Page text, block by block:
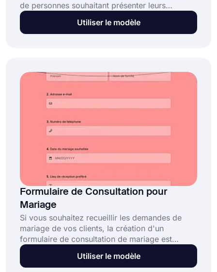
de personnes souhaitant présenter leurs
produits lors d'une exposition, vous pouvez
utiliser un formulaire en ligne pour collecter
Personnalisez votre formulaire, partagez-le et
collectez des propositions !
Utiliser le modèle
Formulaire de Consultation pour
Mariage
Si vous souhaitez recueillir les demandes de
mariage de vos clients, la création d'un
formulaire de consultation de mariage est
exactement ce que vous recherchez. forms.app
vous propose ce modèle en ligne et gratuit pour
Utiliser le modèle